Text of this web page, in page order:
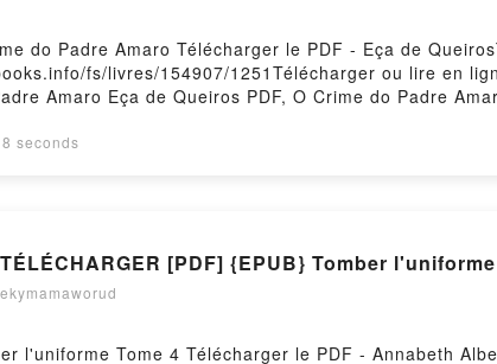
do Padre Amaro Télécharger le PDF - Eça de
fs/livres/154907/1251Télécharger ou lire en
Amaro Eça de Queiros PDF, O Crime do Padre
Amaro Eça de Queiros Epub VK, O Crime do
8 seconds
TÉLÉCHARGER [PDF] {EPUB} Tomber
ekymamaworud
l'uniforme Tome 4 Télécharger le PDF - Annabeth